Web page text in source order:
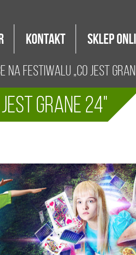
Kontakt Sklep
na festiwalu „Co Jest
Grane 24"